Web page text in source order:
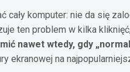
cały komputer: nie da się
ten problem w kilka
nawet wtedy, gdy
ekranowej na